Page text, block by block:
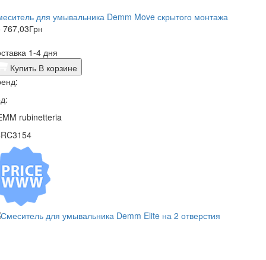
для умывальника Demm Move скрытого монтажа
767,03Грн
1-4 дня
Купить В корзине
rubinetteria